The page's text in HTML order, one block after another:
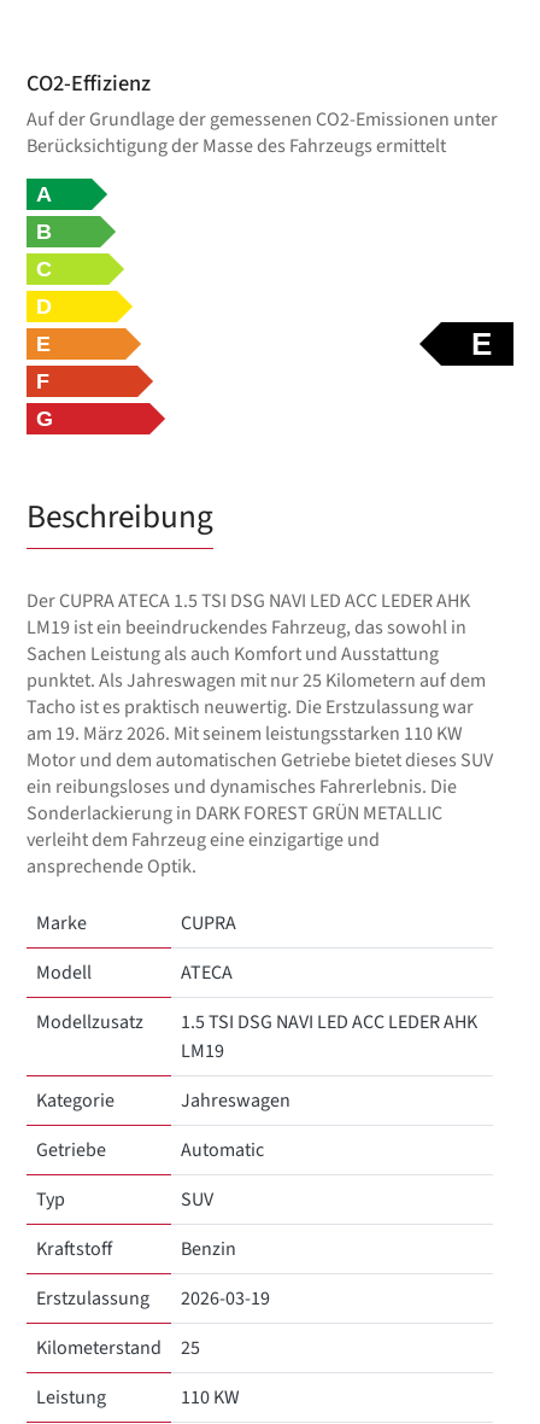
CO2-Effizienz
Auf der Grundlage der gemessenen CO2-Emissionen unter
Berücksichtigung der Masse des Fahrzeugs ermittelt
E
A
B
C
D
E
F
G
Beschreibung
Der CUPRA ATECA 1.5 TSI DSG NAVI LED ACC LEDER AHK
LM19 ist ein beeindruckendes Fahrzeug, das sowohl in
Sachen Leistung als auch Komfort und Ausstattung
punktet. Als Jahreswagen mit nur 25 Kilometern auf dem
Tacho ist es praktisch neuwertig. Die Erstzulassung war
am 19. März 2026. Mit seinem leistungsstarken 110 KW
Motor und dem automatischen Getriebe bietet dieses SUV
ein reibungsloses und dynamisches Fahrerlebnis. Die
Sonderlackierung in DARK FOREST GRÜN METALLIC
verleiht dem Fahrzeug eine einzigartige und
ansprechende Optik.
Marke
CUPRA
Modell
ATECA
Modellzusatz
1.5 TSI DSG NAVI LED ACC LEDER AHK
LM19
Kategorie
Jahreswagen
Getriebe
Automatic
Typ
SUV
Kraftstoff
Benzin
Erstzulassung
2026-03-19
Kilometerstand
25
Leistung
110 KW